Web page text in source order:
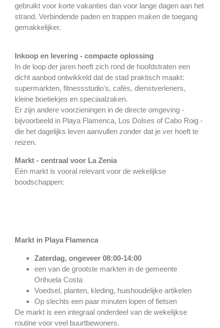
gebruikt voor korte vakanties dan voor lange dagen aan het
strand. Verbindende paden en trappen maken de toegang
gemakkelijker.
Inkoop en levering - compacte oplossing
In de loop der jaren heeft zich rond de hoofdstraten een
dicht aanbod ontwikkeld dat de stad praktisch maakt:
supermarkten, fitnessstudio's, cafés, dienstverleners,
kleine boetiekjes en speciaalzaken.
Er zijn andere voorzieningen in de directe omgeving -
bijvoorbeeld in Playa Flamenca, Los Dolses of Cabo Roig -
die het dagelijks leven aanvullen zonder dat je ver hoeft te
reizen.
Markt - centraal voor La Zenia
Eén markt is vooral relevant voor de wekelijkse
boodschappen:
Markt in Playa Flamenca
Zaterdag, ongeveer 08:00-14:00
een van de grootste markten in de gemeente
Orihuela Costa
Voedsel, planten, kleding, huishoudelijke artikelen
Op slechts een paar minuten lopen of fietsen
De markt is een integraal onderdeel van de wekelijkse
routine voor veel buurtbewoners.